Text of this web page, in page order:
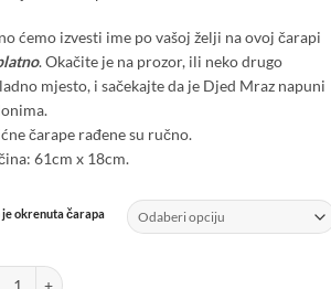
ćemo izvesti ime po vašoj želji na ovoj čarapi
. Okačite je na prozor, ili neko drugo
mjesto, i sačekajte da je Djed Mraz napuni
čarape rađene su ručno.
61cm x 18cm.
je okrenuta čarapa
za poklone Mustrom Riblja Kost -